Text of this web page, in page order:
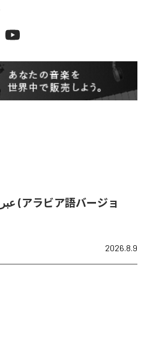
2026.8.9